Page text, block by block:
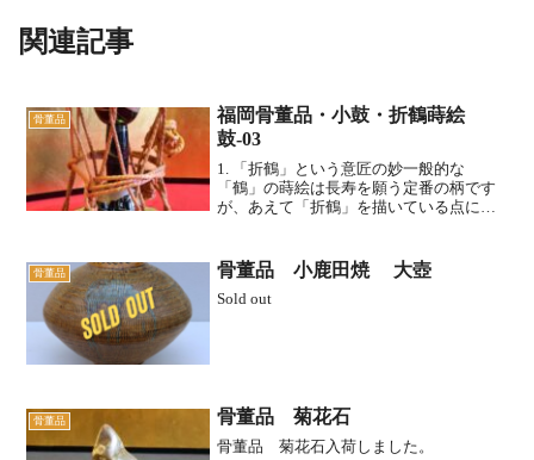
関連記事
骨董品
福岡骨董品・小鼓・折鶴蒔絵
鼓-03
1. 「折鶴」という意匠の妙一般的な
「鶴」の蒔絵は長寿を願う定番の柄です
が、あえて「折鶴」を描いている点に、
く、折り紙という「人の手で作られた
形」を漆器に落とし込むこ...
骨董品 骨董品 小鹿田焼 大壺
Sold out
骨董品 骨董品 菊花石
骨董品 菊花石入荷しました。